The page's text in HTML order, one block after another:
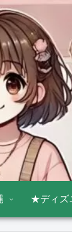
★ディズ